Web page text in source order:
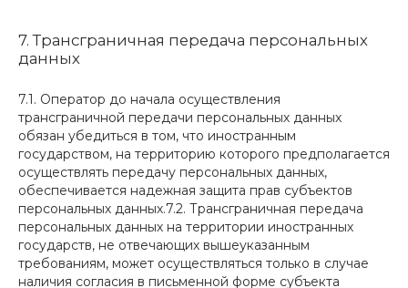
7. Трансграничная передача персональных
данных
7.1. Оператор до начала осуществления
трансграничной передачи персональных данных
обязан убедиться в том, что иностранным
государством, на территорию которого предполагается
осуществлять передачу персональных данных,
обеспечивается надежная защита прав субъектов
персональных данных.7.2. Трансграничная передача
персональных данных на территории иностранных
государств, не отвечающих вышеуказанным
требованиям, может осуществляться только в случае
наличия согласия в письменной форме субъекта